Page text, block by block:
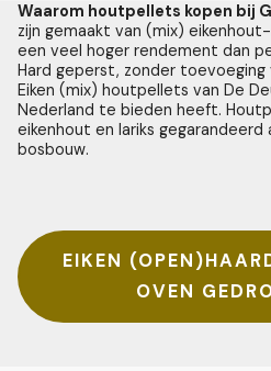
Waarom houtpellets kopen bij
zijn gemaakt van (mix)
een veel hoger rendement dan
Hard geperst, zonder toevoeging
Eiken (mix) houtpellets van De
Nederland te bieden heeft.
eikenhout en lariks
bosbouw.
EIKEN
OVEN